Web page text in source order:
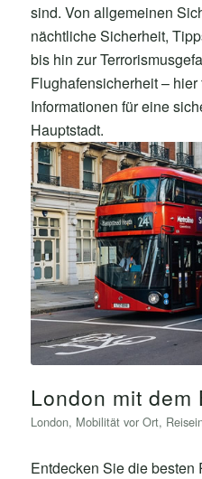
sind. Von allgemeinen
nächtliche Sicherheit,
bis hin zur
Flughafensicherheit –
Informationen für eine
Hauptstadt.
London mit dem
London, Mobilität vor Ort,
Entdecken Sie die besten